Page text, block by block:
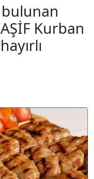
bulunan
Kurban